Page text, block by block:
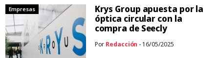
Empresas
Krys Group apuesta por la
óptica circular con la
compra de Seecly
Por Redacción - 16/05/2025